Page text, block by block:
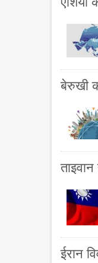
बेरुखी
ईरान